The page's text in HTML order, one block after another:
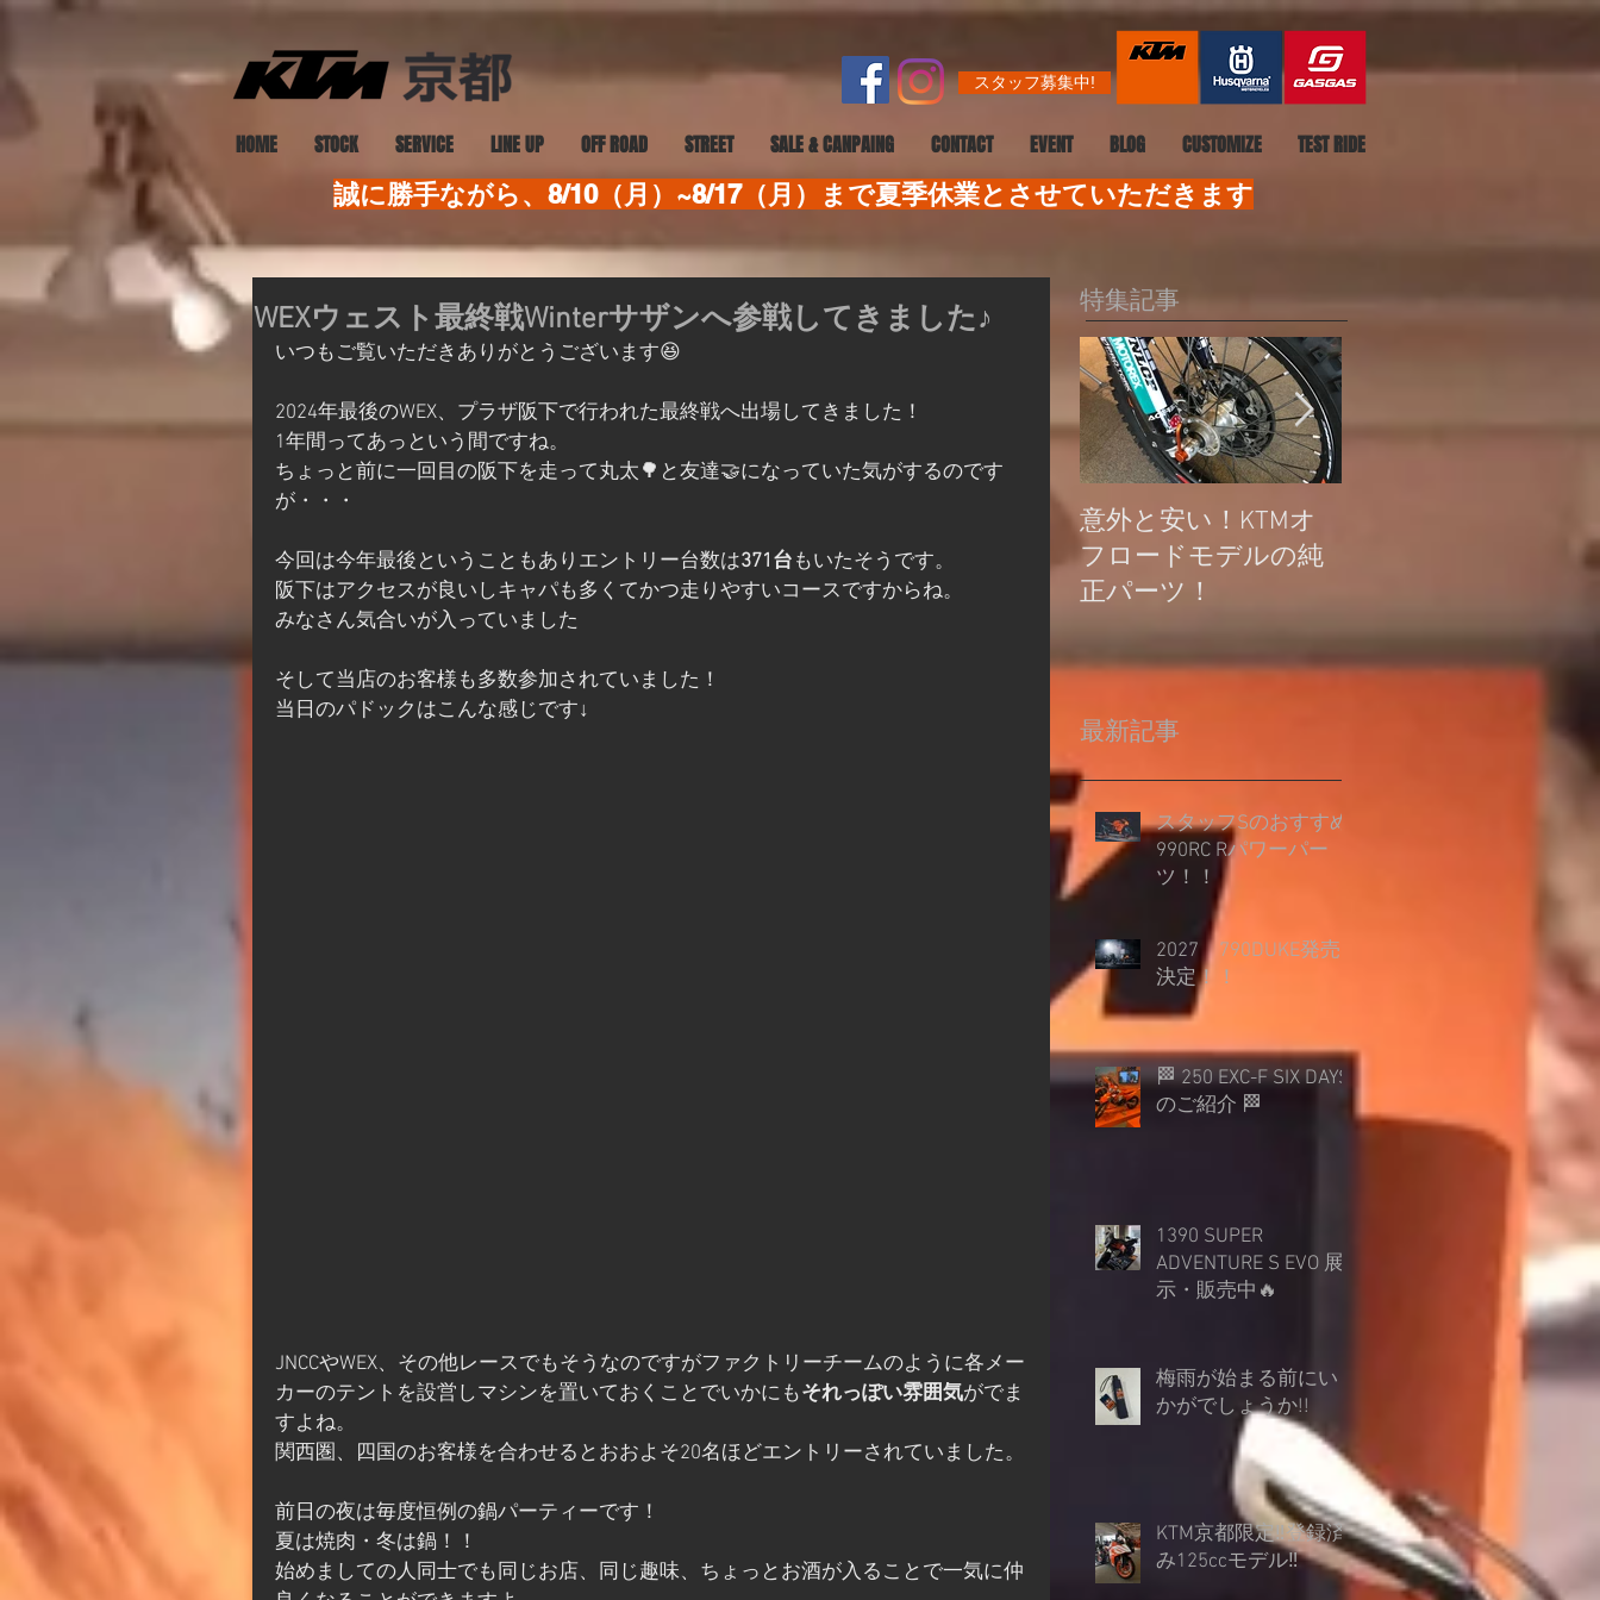
スタッフ募集中!
HOME STOCK SERVICE LINE UP OFF ROAD STREET SALE & CANPAING CONTACT EVENT BLOG CUSTOMIZE TEST RIDE
誠に勝手ながら、8/10（月）~8/17（月）まで夏季休業とさせていただきます
WEXウェスト最終戦Winterサザンへ参戦してきました♪
いつもご覧いただきありがとうございます😆
2024年最後のWEX、プラザ阪下で行われた最終戦へ出場してきました！
1年間ってあっという間ですね。
ちょっと前に一回目の阪下を走って丸太🌳と友達🤝になっていた気がするのです
が・・・
今回は今年最後ということもありエントリー台数は371台 もいたそうです。
阪下はアクセスが良いしキャパも多くてかつ走りやすいコースですからね。
みなさん気合いが入っていました
そして当店のお客様も多数参加されていました！
当日のパドックはこんな感じです↓
JNCCやWEX、その他レースでもそうなのですがファクトリーチームのように各メー
カーのテントを設営しマシンを置いておくことでいかにもそれっぽい雰囲気がでま
すよね。
関西圏、四国のお客様を合わせるとおおよそ20名ほどエントリーされていました。
前日の夜は毎度恒例の鍋パーティーです！
夏は焼肉・冬は鍋！！
始めましての人同士でも同じお店、同じ趣味、ちょっとお酒が入ることで一気に仲
特集記事
意外と安い！KTMオ
フロードモデルの純
正パーツ！
最新記事
スタッフSのおすすめ
990RC Rパワーパー
ツ！！
2027 790DUKE発売
決定！！
🏁 250 EXC-F SIX DAYS
のご紹介 🏁
1390 SUPER
ADVENTURE S EVO 展
示・販売中🔥
梅雨が始まる前にい
かがでしょうか︎!!
KTM京都限定‼登録済
み125ccモデル‼